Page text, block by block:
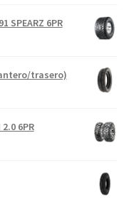
SPEARZ 6PR
trasero)
6PR